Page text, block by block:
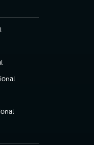
aba)